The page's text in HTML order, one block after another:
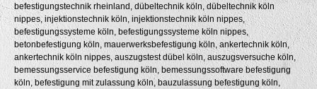
befestigungstechnik rheinland, dübeltechnik köln, dübeltechnik köln
nippes, injektionstechnik köln, injektionstechnik köln nippes,
befestigungssysteme köln, befestigungssysteme köln nippes,
betonbefestigung köln, mauerwerksbefestigung köln, ankertechnik köln,
ankertechnik köln nippes, auszugstest dübel köln, auszugsversuche köln,
bemessungsservice befestigung köln, bemessungssoftware befestigung
köln, befestigung mit zulassung köln, bauzulassung befestigung köln,